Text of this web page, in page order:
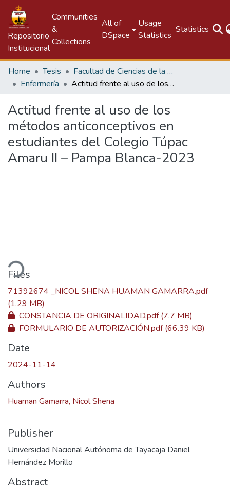
Repositorio
Institucional
Communities
&
Collections
All of
DSpace
Usage
Statistics
Statistics
Home Tesis
Facultad de Ciencias de la Salud
Enfermería
Actitud frente al uso de los métodos anticonceptivos en estudiantes del Colegio Túpac Amaru II – Pampa Blanca-2023
Actitud frente al uso de los
métodos anticonceptivos en
estudiantes del Colegio Túpac
Amaru II – Pampa Blanca-2023
Files
71392674 _NICOL SHENA HUAMAN GAMARRA.pdf
(1.29 MB)
CONSTANCIA DE ORIGINALIDAD.pdf(7.7 MB)
FORMULARIO DE AUTORIZACIÓN.pdf(66.39 KB)
Date
2024-11-14
Authors
Huaman Gamarra, Nicol Shena
Publisher
Universidad Nacional Autónoma de Tayacaja Daniel
Hernández Morillo
Abstract